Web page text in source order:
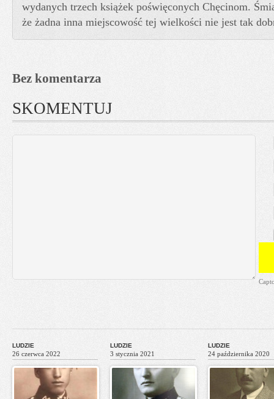
wydanych trzech książek poświęconych Chęcinom.
że żadna inna miejscowość tej wielkości nie jest tak
Bez komentarza
SKOMENTUJ
LUDZIE
26 czerwca 2022
LUDZIE
3 stycznia 2021
LUDZIE
24 października 2020